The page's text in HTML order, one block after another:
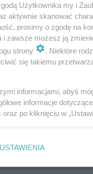
przed zawałem
Użytkownika my i
aktywnie skanować
prosimy o zgodę na
i zawsze możesz ją
strony
. Niektóre
się takiemu
informacjami, abyś
informacje
oraz po kliknięciu w
USTAWIENIA